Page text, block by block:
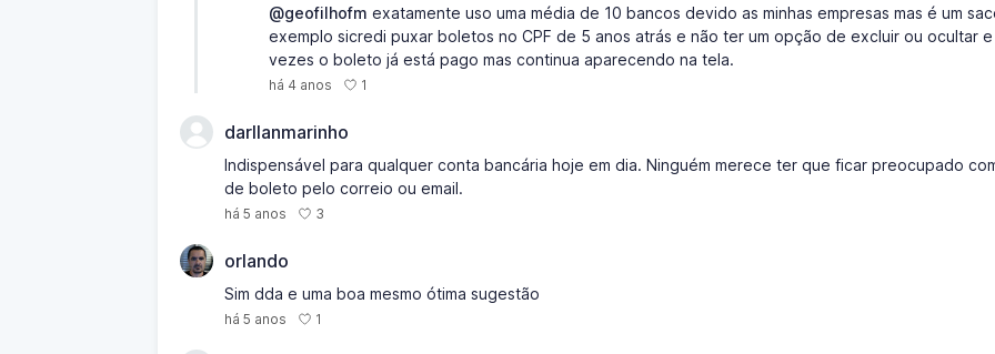
@geofilhofm exatamente uso uma média de 10 bancos devido as minhas empresas mas é um
exemplo sicredi puxar boletos no CPF de 5 anos atrás e não ter um opção de excluir ou ocultar e
vezes o boleto já está pago mas continua aparecendo na tela.
há 4 anos 1
darllanmarinho
Indispensável para qualquer conta bancária hoje em dia. Ninguém merece ter que ficar preocupado
de boleto pelo correio ou email.
há 5 anos 3
orlando
Sim dda e uma boa mesmo ótima sugestão
há 5 anos 1